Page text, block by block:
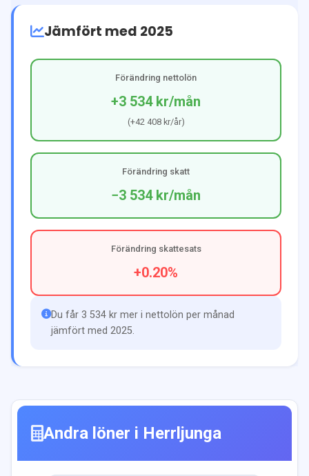
Jämfört med 2025
Förändring nettolön
+3 534 kr/mån
(+42 408 kr/år)
Förändring skatt
−3 534 kr/mån
Förändring skattesats
+0.20%
Du får 3 534 kr mer i nettolön per månad
jämfört med 2025.
Andra löner i Herrljunga